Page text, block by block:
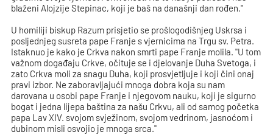
blaženi Alojzije Stepinac, koji je baš na današnji dan rođen."
U homiliji biskup Razum prisjetio se prošlogodišnjeg Uskrsa i
posljednjeg susreta pape Franje s vjernicima na Trgu sv. Petra.
Istaknuo je kako je Crkva nakon smrti pape Franje molila. "U tom
važnom događaju Crkve, očituje se i djelovanje Duha Svetoga, i
zato Crkva moli za snagu Duha, koji prosvjetljuje i koji čini onaj
pravi izbor. Ne zaboravljajući mnoga dobra koja su nam
darovana u osobi pape Franje i njegovom nauku, koji je sigurno
bogat i jedna lijepa baština za našu Crkvu, ali od samog početka
papa Lav XIV. svojom svježinom, svojom vedrinom, jasnoćom i
dubinom misli osvojio je mnoga srca."